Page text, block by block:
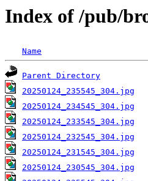
Index of /pub/
Name
Parent Directory
20250124_235545_304.jpg
20250124_234545_304.jpg
20250124_233545_304.jpg
20250124_232545_304.jpg
20250124_231545_304.jpg
20250124_230545_304.jpg